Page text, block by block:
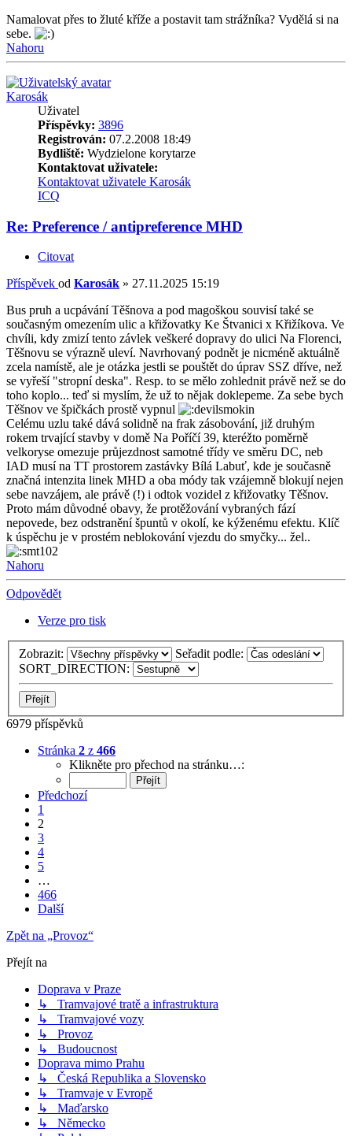
Namalovat přes to žluté kříže a postavit tam strážníka? Vydělá si na
sebe.
Nahoru
Karosák
Uživatel
Příspěvky: 3896
Registrován: 07.2.2008 18:49
Bydliště: Wydzielone korytarze
Kontaktovat uživatele:
Kontaktovat uživatele Karosák
ICQ
Re: Preference / antipreference MHD
Citovat
Příspěvek od Karosák » 27.11.2025 15:19
Bus pruh a ucpávání Těšnova a pod magoškou souvisí také se
současným omezením ulic a křižovatky Ke Štvanici x Křižíkova. Ve
chvíli, kdy zmizí tento závlek veškeré dopravy do ulici Na Florenci,
Těšnovu se výrazně uleví. Navrhovaný podnět je nicméně aktuálně
zcela namístě, ale je otázka jestli se pouštět do úprav SSZ dříve, než
se vyřeší "stropní deska". Resp. to se mělo zohlednit právě než se do
toho koplo... teď si myslím, že už to nějak doklepeme. Za sebe bych
Těšnov ve špičkách prostě vypnul
Celému uzlu také dává solidně na frak zásobování, již druhým
rokem trvající stavby v domě Na Poříčí 39, kteréžto poměrně
velkoryse omezuje průjezdnost samotné třídy ve směru DC, neb
IAD musí na TT prostorem zastávky Bílá Labuť, kde je současně
značná intenzita linek MHD a oba módy tak vzájemně blokují nejen
sebe navzájem, ale právě (!) i odtok vozidel z křižovatky Těšnov.
Proto mám důvodné obavy, že protěžování vybraných fází
nepovede, bez odstranění špuntů v okolí, ke kýženému efektu. Klíč
k úspěchu je v prostém neblokování vjezdu do smyčky... žel..
Nahoru
Odpovědět
Verze pro tisk
Zobrazit:
Seřadit podle:
SORT_DIRECTION:
6979 příspěvků
Stránka 2 z 466
Klikněte pro přechod na stránku…:
Předchozí
1
2
3
4
5
…
466
Další
Zpět na „Provoz“
Přejít na
Doprava v Praze
↳ Tramvajové tratě a infrastruktura
↳ Tramvajové vozy
↳ Provoz
↳ Budoucnost
Doprava mimo Prahu
↳ Česká Republika a Slovensko
↳ Tramvaje v Evropě
↳ Maďarsko
↳ Německo